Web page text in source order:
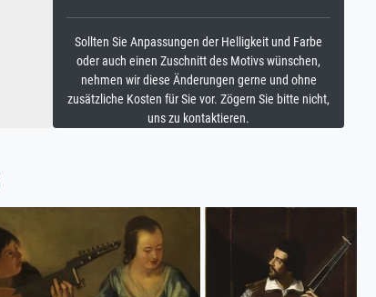
Sollten Sie Anpassungen der Helligkeit und Farbe
oder auch einen Zuschnitt des Motivs wünschen,
nehmen wir diese Änderungen gerne und ohne
zusätzliche Kosten für Sie vor. Zögern Sie bitte nicht,
uns zu kontaktieren.